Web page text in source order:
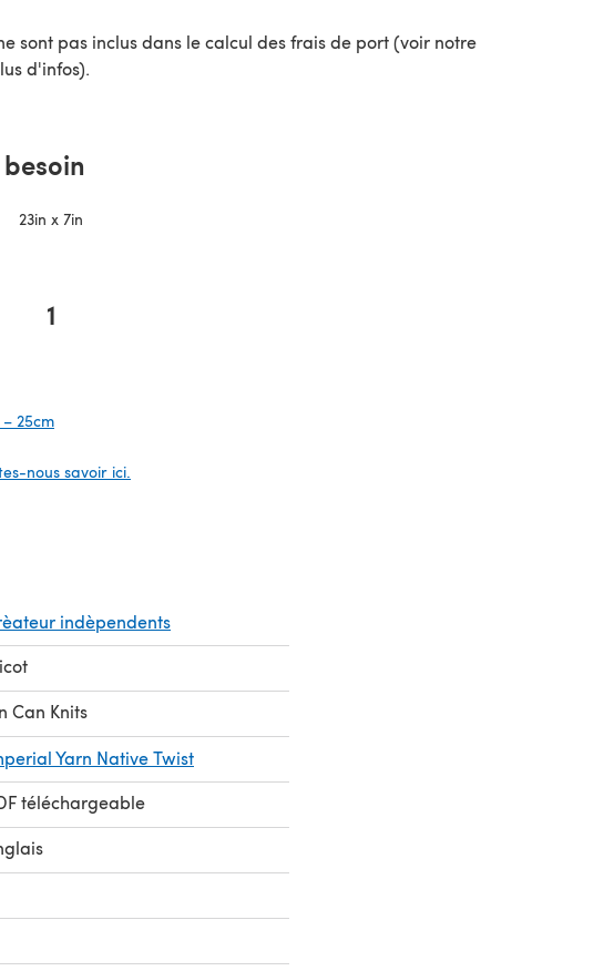
sont pas inclus dans le calcul des frais de port (voir notre
dans un nouvel onglet)
d'infos).
23in x 7in
1
25cm
nous savoir ici.
indèpendents
Can Knits
Yarn Native Twist
téléchargeable